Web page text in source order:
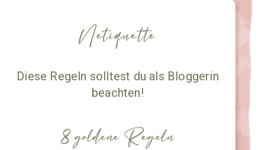
Netiquette
Diese Regeln solltest du als Bloggerin
beachten!
8 goldene Regeln